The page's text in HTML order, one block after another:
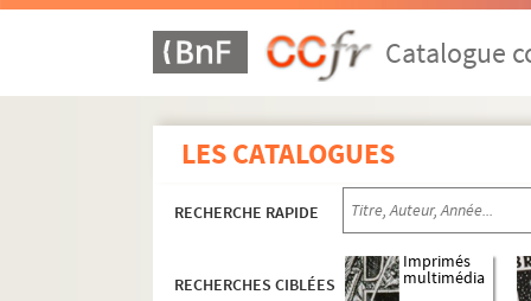
Catalogue
LES CATALOGUES
RECHERCHE RAPIDE
RECHERCHES CIBLÉES
Imprimés
multimédia